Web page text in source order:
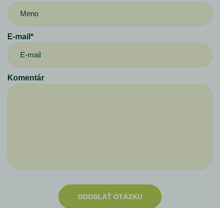
E-mail*
Komentár
ODOSLAŤ OTÁZKU